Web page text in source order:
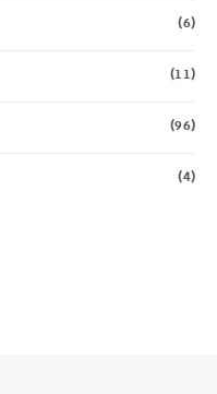
(6)
(11)
(96)
(4)